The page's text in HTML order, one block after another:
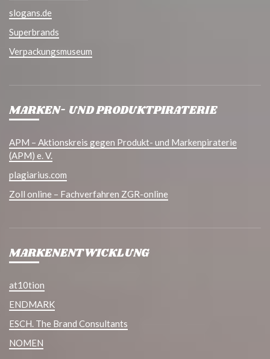
slogans.de
Superbrands
Verpackungsmuseum
MARKEN- UND PRODUKTPIRATERIE
APM – Aktionskreis gegen Produkt- und Markenpiraterie
(APM) e. V.
plagiarius.com
Zoll online – Fachverfahren ZGR-online
MARKENENTWICKLUNG
at10tion
ENDMARK
ESCH. The Brand Consultants
NOMEN